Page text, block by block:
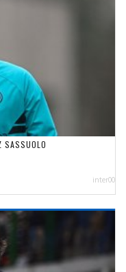
SASSUOLO
inter00